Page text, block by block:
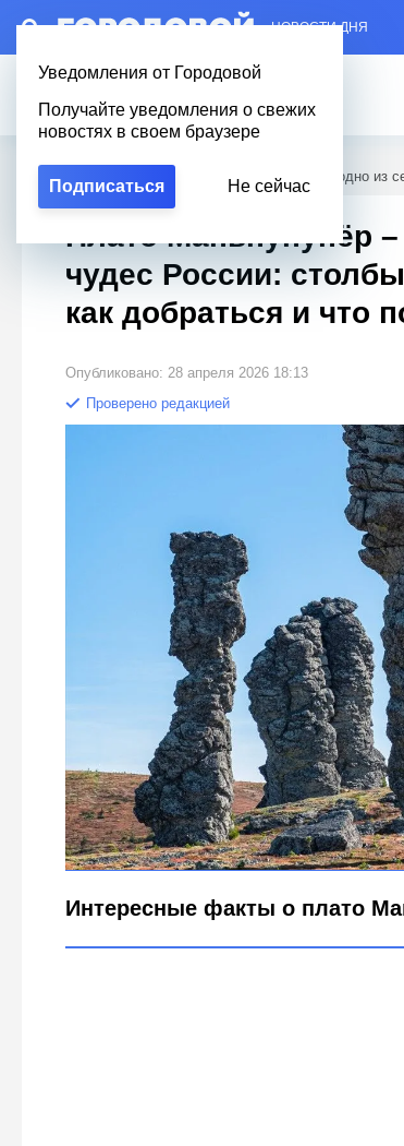
– НОВОСТИ ДНЯ
Уведомления от Городовой
Получайте уведомления о свежих
новостях в своем браузере
Подписаться Не сейчас
Городовой Плато Маньпупунёр – одно из
Плато Маньпупунёр
чудес России:
как добраться и что
Опубликовано: 28 апреля 2026 18:13
Проверено редакцией
Плато Маньпупунёр – одно из семи чудес
добраться и что
Legion-
Интересные факты о плато